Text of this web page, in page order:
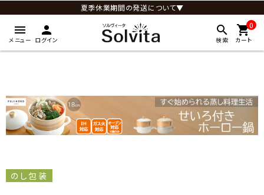
夏季休業期間の発送について▼
menu
メニュー
person
ログイン
search
検索
0
shopping_cart
カート
のし包装